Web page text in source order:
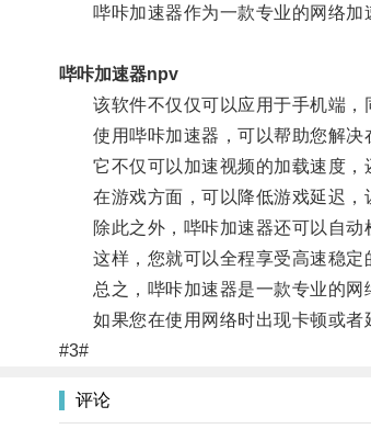
哔咔加速器作为一款专业的网络加
哔咔加速器npv
该软件不仅仅可以应用于手机端，
使用哔咔加速器，可以帮助您解决
它不仅可以加速视频的加载速度，
在游戏方面，可以降低游戏延迟，
除此之外，哔咔加速器还可以自动
这样，您就可以全程享受高速稳定
总之，哔咔加速器是一款专业的网
如果您在使用网络时出现卡顿或者
#3#
评论